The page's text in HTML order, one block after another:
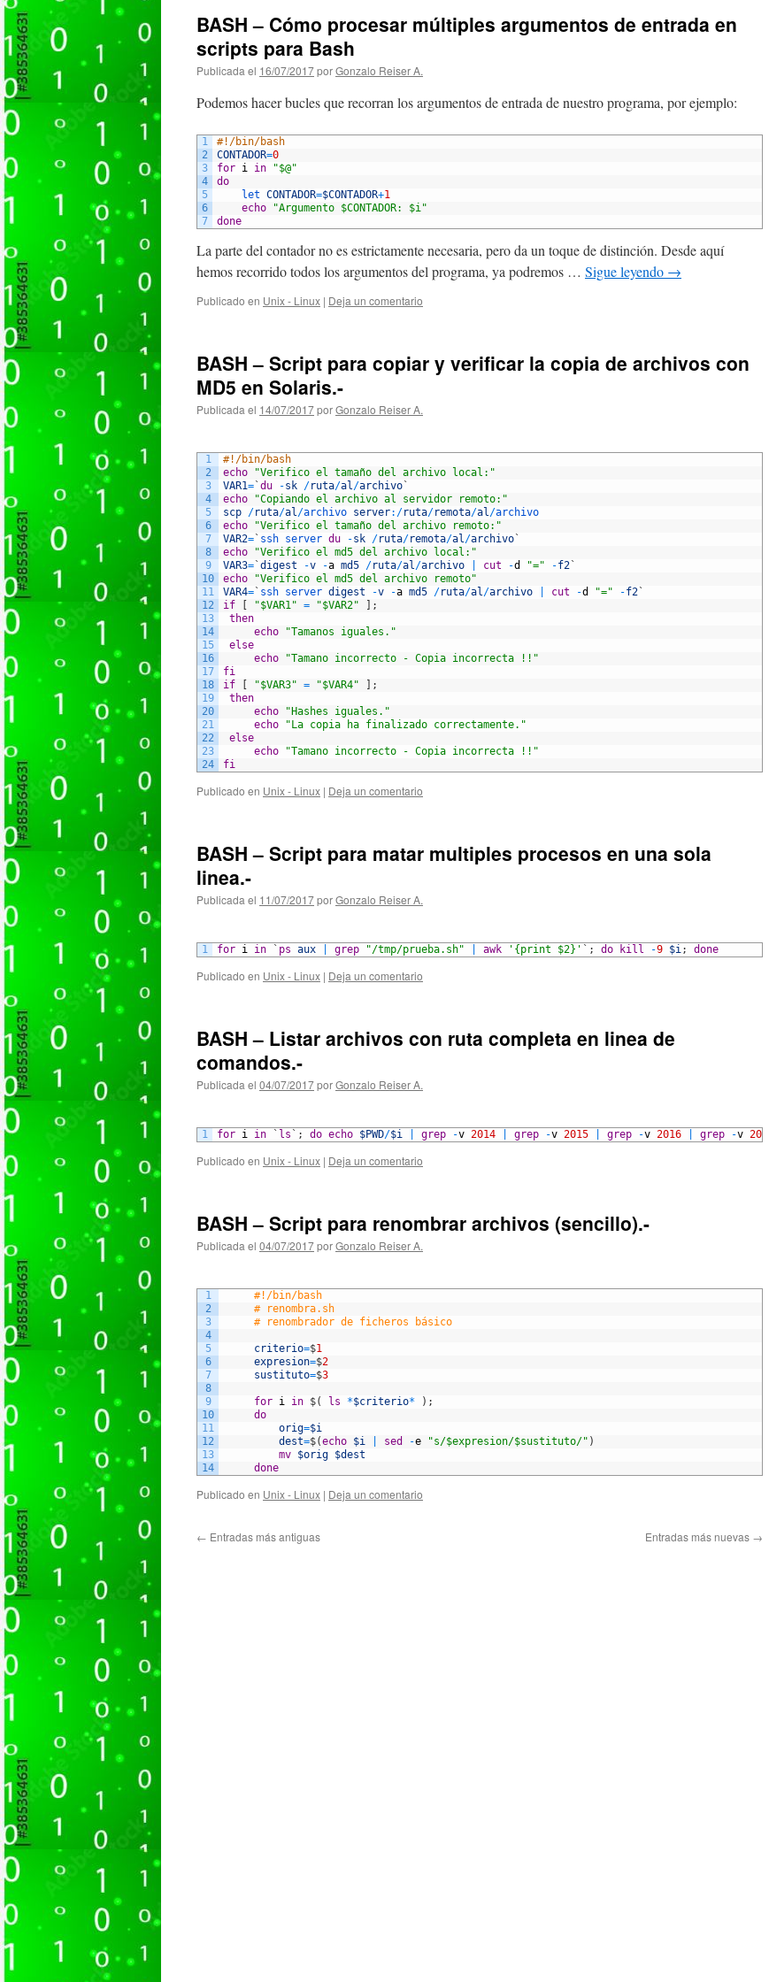
BASH – Cómo procesar múltiples argumentos de entrada en
scripts para Bash
Publicada el 16/07/2017porGonzalo Reiser A.
Podemos hacer bucles que recorran los argumentos de entrada de nuestro programa, por ejemplo:
1
2
3
4
5
6
7
#!/bin/bash
CONTADOR=0
for i in
"$@"
do
let CONTADOR=$CONTADOR+1
echo
"Argumento $CONTADOR: $i"
done
La parte del contador no es estrictamente necesaria, pero da un toque de distinción. Desde aquí
hemos recorrido todos los argumentos del programa, ya podremos … Sigue leyendo →
Publicado en Unix - Linux | Deja un comentario
BASH – Script para copiar y verificar la copia de archivos con
MD5 en Solaris.-
Publicada el 14/07/2017porGonzalo Reiser A.
1
2
3
4
5
6
7
8
9
10
11
12
13
14
15
16
17
18
19
20
21
22
23
24
#!/bin/bash
echo
"Verifico el tamaño del archivo local:"
VAR1= `du -sk /ruta/al/archivo `
echo
"Copiando el archivo al servidor remoto:"
scp /ruta/al/archivo server: /ruta/remota/al/archivo
echo
"Verifico el tamaño del archivo remoto:"
VAR2= ` ssh server du -sk /ruta/remota/al/archivo `
echo
"Verifico el md5 del archivo local:"
VAR3= `digest -v -a md5 /ruta/al/archivo cut -d "=" -f2 `
echo
"Verifico el md5 del archivo remoto"
VAR4= ` ssh server digest -v -a md5 /ruta/al/archivo cut -d "=" -f2 `
if
"$VAR1" = "$VAR2"
;
then
echo
"Tamanos iguales."
else
echo
"Tamano incorrecto - Copia incorrecta !!"
fi
if
"$VAR3" = "$VAR4"
;
then
echo
"Hashes iguales."
echo
"La copia ha finalizado correctamente."
else
echo
"Tamano incorrecto - Copia incorrecta !!"
fi
Publicado en Unix - Linux | Deja un comentario
BASH – Script para matar multiples procesos en una sola
linea.-
Publicada el 11/07/2017porGonzalo Reiser A.
1 for i in ` ps aux grep "/tmp/prueba.sh" awk '{print $2}' ` ; do kill -9 $i; done
Publicado en Unix - Linux | Deja un comentario
BASH – Listar archivos con ruta completa en linea de
comandos.-
Publicada el 04/07/2017porGonzalo Reiser A.
1 for i in ` ls ` ; do echo $PWD/$i grep -v 2014 grep -v 2015 grep -v 2016 grep -v 2017
Publicado en Unix - Linux | Deja un comentario
BASH – Script para renombrar archivos (sencillo).-
Publicada el 04/07/2017porGonzalo Reiser A.
1
2
3
4
5
6
7
8
9
10
11
12
13
14
#!/bin/bash
# renombra.sh
# renombrador de ficheros básico
criterio=$1
expresion=$2
sustituto=$3
for i in $( ls *$criterio* ) ;
do
orig=$i
dest=$(echo $i sed -e "s/$expresion/$sustituto/" )
mv $orig $dest
done
Publicado en Unix - Linux | Deja un comentario
← Entradas más antiguas Entradas más nuevas →